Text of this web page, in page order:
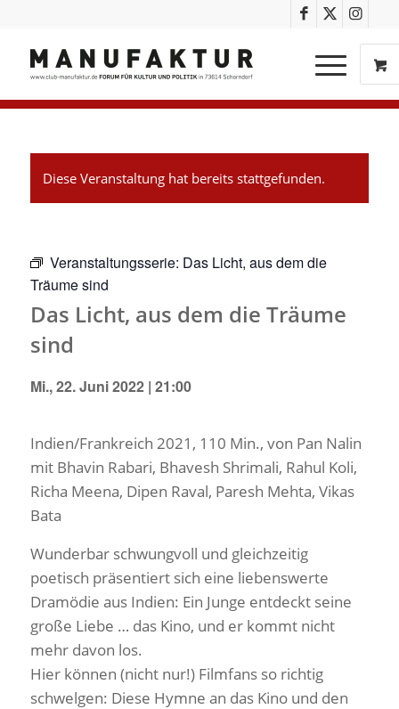
Diese Veranstaltung hat bereits stattgefunden.
Veranstaltungsserie: Das Licht, aus dem die
Träume sind
Das Licht, aus dem die Träume
sind
Mi., 22. Juni 2022 | 21:00
Indien/Frankreich 2021, 110 Min., von Pan Nalin
mit Bhavin Rabari, Bhavesh Shrimali, Rahul Koli,
Richa Meena, Dipen Raval, Paresh Mehta, Vikas
Bata
Wunderbar schwungvoll und gleichzeitig
poetisch präsentiert sich eine liebenswerte
Dramödie aus Indien: Ein Junge entdeckt seine
große Liebe … das Kino, und er kommt nicht
mehr davon los.
Hier können (nicht nur!) Filmfans so richtig
schwelgen: Diese Hymne an das Kino und den